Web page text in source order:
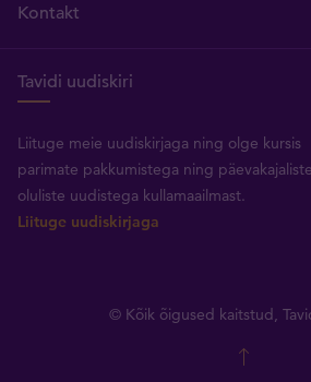
Kontakt
Tavidi uudiskiri
Liituge meie uudiskirjaga ning olge kursis
parimate pakkumistega ning
oluliste uudistega kullamaailmast.
Liituge uudiskirjaga
© Kõik õigused kaitstud,